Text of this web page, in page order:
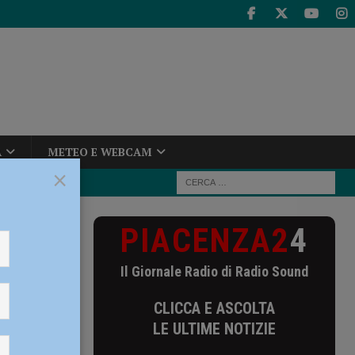
METEO E WEBCAM
la carica
PIACENZA24
Il Giornale Radio di Radio Sound
CLICCA E ASCOLTA
LE ULTIME NOTIZIE
×